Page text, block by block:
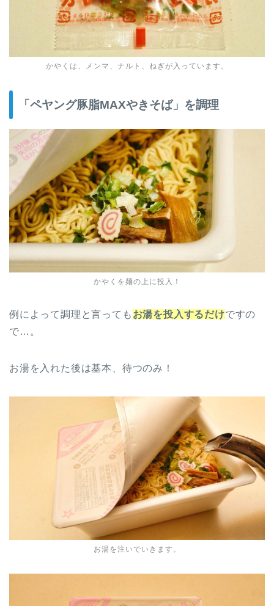
かやくは、メンマ、ナルト、ねぎが入っています。
「ペヤング豚脂MAXやきそば」を調理
かやくを麺の上に投入！
例によって調理と言っても お湯を投入するだけですの
で…。
お湯を入れた後は基本、待つのみ！
お湯を注いでいきます。